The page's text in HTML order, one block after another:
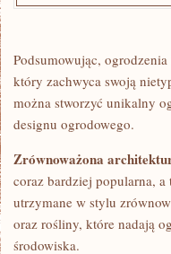
Podsumowując,
który zachwyca ​swoją
można stworzyć unikalny⁣
designu ogrodowego.
Zrównoważona
coraz ‍bardziej popularna,
utrzymane w stylu
oraz rośliny, które nadają
środowiska.